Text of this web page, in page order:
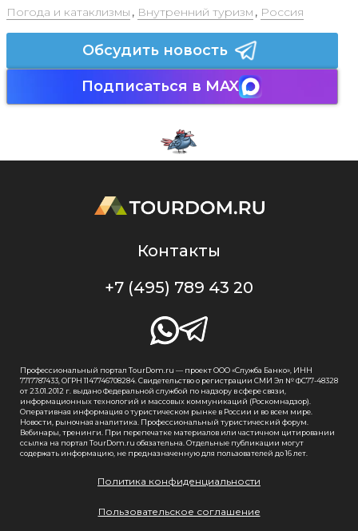
Погода и катаклизмы , Внутренний туризм , Россия
Обсудить новость
Подписаться в MAX
Контакты
+7 (495) 789 43 20
Профессиональный портал TourDom.ru — проект ООО «Служба Банко», ИНН
7717787433, ОГРН 1147746708284. Свидетельство о регистрации СМИ Эл № ФС77-48328
от 23.01.2012 г. выдано Федеральной службой по надзору в сфере связи,
информационных технологий и массовых коммуникаций (Роскомнадзор).
Оперативная информация о туристическом рынке в России и во всем мире.
Новости, рыночная аналитика. Профессиональный туристический форум.
Вебинары, тренинги. При перепечатке материалов или частичном цитировании
ссылка на портал TourDom.ru обязательна. Отдельные публикации могут
содержать информацию, не предназначенную для пользователей до 16 лет.
Политика конфиденциальности
Пользовательское соглашение